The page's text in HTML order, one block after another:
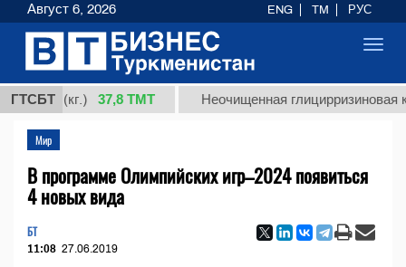
ГТСБТ
1 (кг.) 37,8 ТМТ Неочищенная глицирризиновая
Мир
В программе Олимпийских игр–2024 появиться
4 новых вида
БТ
11:08 27.06.2019
Август 6, 2026 ENG TM РУС